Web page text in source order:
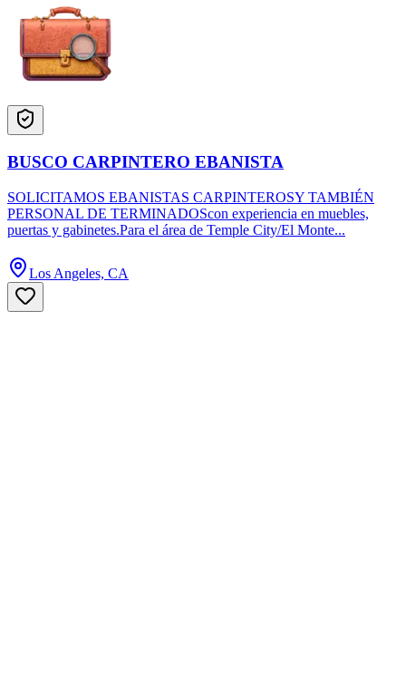
BUSCO CARPINTERO EBANISTA
SOLICITAMOS EBANISTAS CARPINTEROSY TAMBIÉN
PERSONAL DE TERMINADOScon experiencia en muebles,
puertas y gabinetes.Para el área de Temple City/El Monte...
Los Angeles, CA